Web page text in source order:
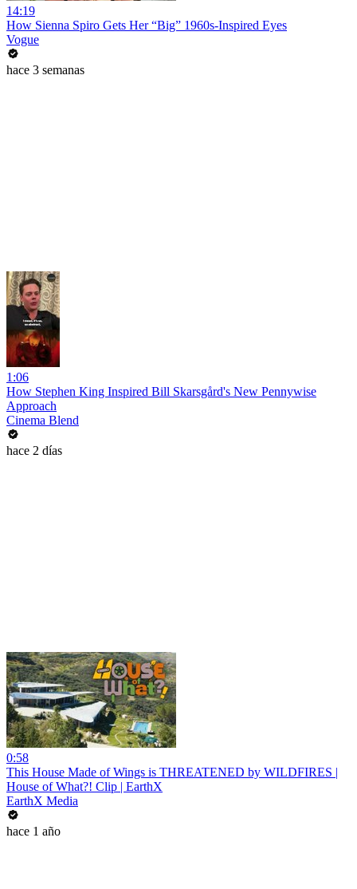
14:19
How Sienna Spiro Gets Her “Big” 1960s-Inspired Eyes
Vogue
hace 3 semanas
1:06
How Stephen King Inspired Bill Skarsgård's New Pennywise
Approach
Cinema Blend
hace 2 días
0:58
This House Made of Wings is THREATENED by WILDFIRES |
House of What?! Clip | EarthX
EarthX Media
hace 1 año